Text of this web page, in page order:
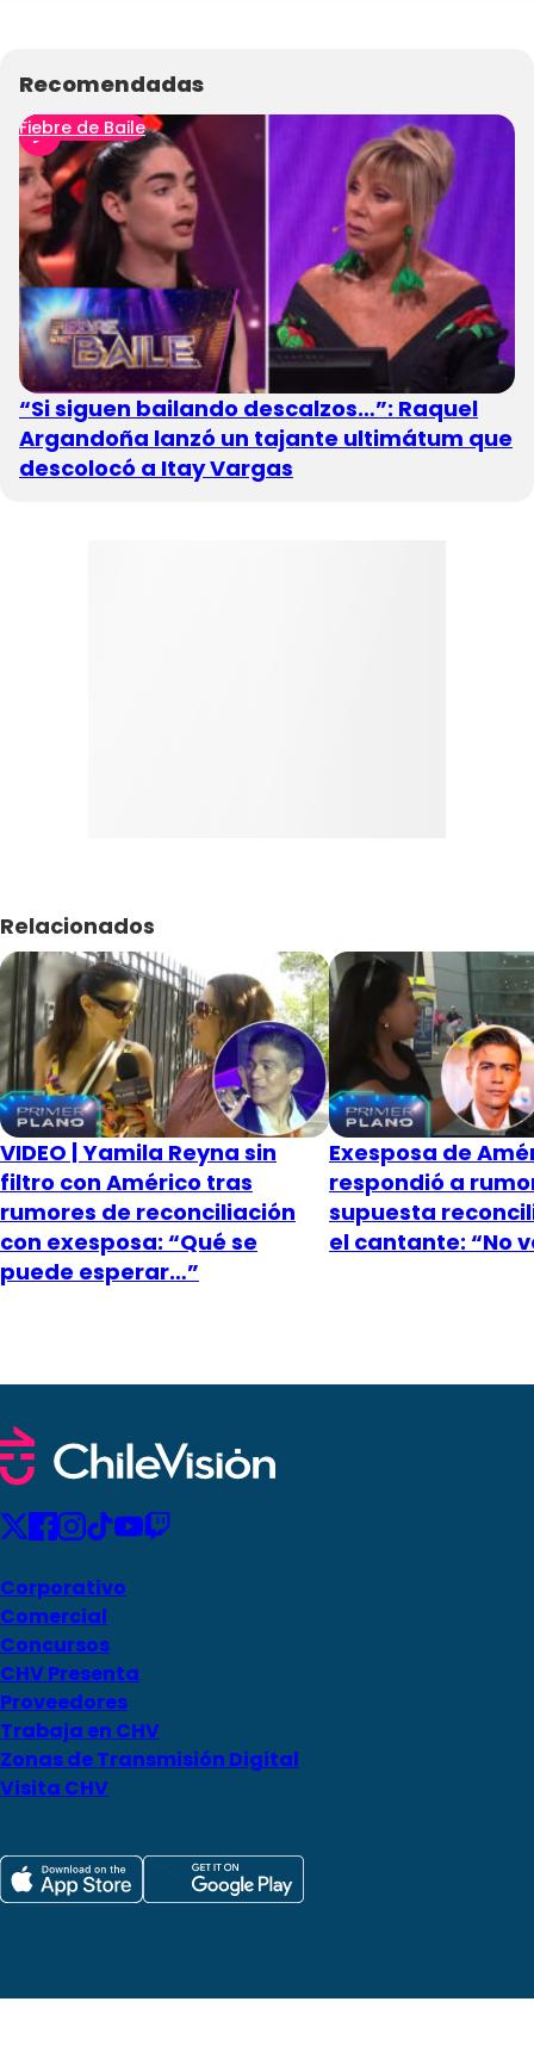
Recomendadas
Fiebre de Baile
“Si siguen bailando descalzos…”: Raquel
Argandoña lanzó un tajante ultimátum que
descolocó a Itay Vargas
Relacionados
VIDEO | Yamila Reyna sin
filtro con Américo tras
rumores de reconciliación
con exesposa: “Qué se
puede esperar…”
Exesposa de
respondió a
supuesta
el cantante: “No
Corporativo
Comercial
Concursos
CHV Presenta
Proveedores
Trabaja en CHV
Zonas de Transmisión Digital
Visita CHV